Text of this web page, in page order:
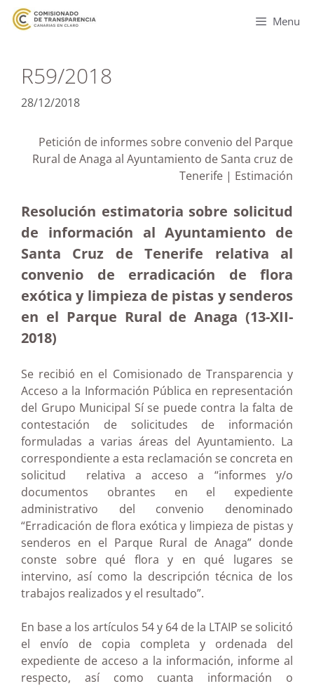
Menu
R59/2018
28/12/2018
Petición de informes sobre convenio del Parque
Rural de Anaga al Ayuntamiento de Santa cruz de
Tenerife | Estimación
Resolución estimatoria sobre solicitud
de información al Ayuntamiento de
Santa Cruz de Tenerife relativa al
convenio de erradicación de flora
exótica y limpieza de pistas y senderos
en el Parque Rural de Anaga (13-XII-
2018)
Se recibió en el Comisionado de Transparencia y
Acceso a la Información Pública en representación
del Grupo Municipal Sí se puede contra la falta de
contestación de solicitudes de información
formuladas a varias áreas del Ayuntamiento. La
correspondiente a esta reclamación se concreta en
solicitud relativa a acceso a “informes y/o
documentos obrantes en el expediente
administrativo del convenio denominado
“Erradicación de flora exótica y limpieza de pistas y
senderos en el Parque Rural de Anaga” donde
conste sobre qué flora y en qué lugares se
intervino, así como la descripción técnica de los
trabajos realizados y el resultado”.
En base a los artículos 54 y 64 de la LTAIP se solicitó
el envío de copia completa y ordenada del
expediente de acceso a la información, informe al
respecto, así como cuanta información o